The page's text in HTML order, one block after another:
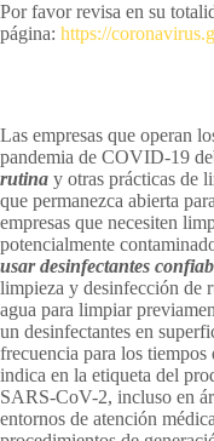
Por favor revisa en su
página: https://
Las empresas que operan
pandemia de COVID-19
rutina y otras prácticas de
que permanezca abierta
empresas que necesiten
potencialmente
usar desinfectantes
limpieza y desinfección de
agua para limpiar
un desinfectantes en
frecuencia para los tiempos
indica en la etiqueta del
SARS-CoV-2, incluso en
entornos de atención